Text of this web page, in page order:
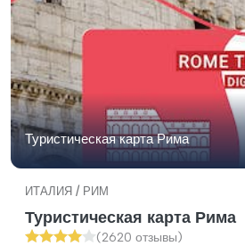
Туристическая карта Рима
ИТАЛИЯ / РИМ
Туристическая карта Рима
(2620 отзывы)